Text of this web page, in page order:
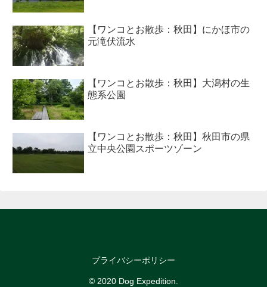
【ワンコとお散歩：秋田】にかほ市の
元滝伏流水
【ワンコとお散歩：秋田】大潟村の生
態系公園
【ワンコとお散歩：秋田】秋田市の県
立中央公園スポーツゾーン
プライバシーポリシー
© 2020 Dog Expedition.